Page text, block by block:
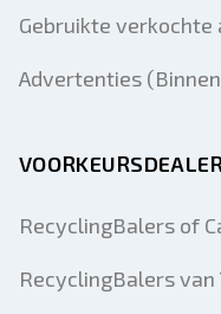
Gebruikte verkochte
Advertenties
RecyclingBalers of
RecyclingBalers van